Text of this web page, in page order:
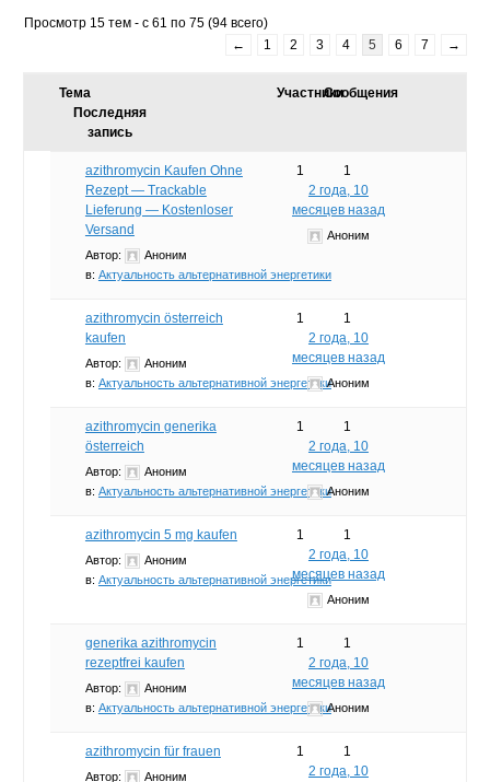
Просмотр 15 тем - с 61 по 75 (94 всего)
←
1 2 3 4 5 6 7 →
Тема УчастникиСообщения
Последняя
запись
azithromycin Kaufen Ohne
Rezept — Trackable
Lieferung — Kostenloser
Versand
Автор:
Аноним
в: Актуальность альтернативной энергетики
1
1
2 года, 10
месяцев назад
Аноним
azithromycin österreich
kaufen
Автор:
Аноним
в: Актуальность альтернативной энергетики
1
1
2 года, 10
месяцев назад
Аноним
azithromycin generika
österreich
Автор:
Аноним
в: Актуальность альтернативной энергетики
1
1
2 года, 10
месяцев назад
Аноним
azithromycin 5 mg kaufen
Автор:
Аноним
в: Актуальность альтернативной энергетики
1
1
2 года, 10
месяцев назад
Аноним
generika azithromycin
rezeptfrei kaufen
Автор:
Аноним
в: Актуальность альтернативной энергетики
1
1
2 года, 10
месяцев назад
Аноним
azithromycin für frauen
Автор:
Аноним
1
1
2 года, 10